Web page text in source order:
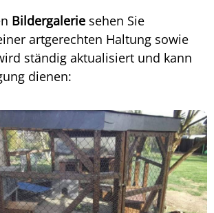
Bildergalerie sehen Sie
artgerechten Haltung sowie
ständig aktualisiert und kann
dienen: